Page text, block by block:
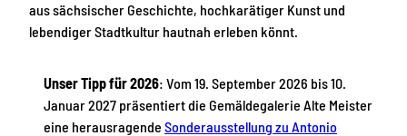
aus sächsischer Geschichte, hochkarätiger Kunst und
lebendiger Stadtkultur hautnah erleben könnt.
Unser Tipp für 2026: Vom 19. September 2026 bis 10.
Januar 2027 präsentiert die Gemäldegalerie Alte Meister
eine herausragende Sonderausstellung zu Antonio